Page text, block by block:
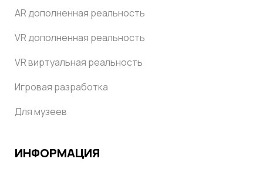
AR дополненная реальность
VR дополненная реальность
VR виртуальная реальность
Игровая разработка
Для музеев
ИНФОРМАЦИЯ